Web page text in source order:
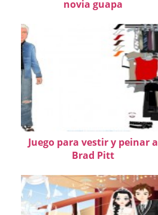
novia guapa
Juego para vestir y peinar a
Brad Pitt